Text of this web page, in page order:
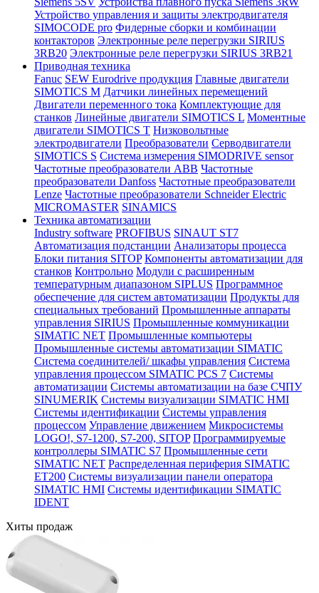
Устройство управления и защиты электродвигателя
SIMOCODE pro Фидерные сборки и комбинации
контакторов Электронные реле перегрузки SIRIUS
3RB20 Электронные реле перегрузки SIRIUS 3RB21
Приводная техника
Fanuc SEW Eurodrive продукция Главные двигатели
SIMOTICS M Датчики линейных перемещений
Двигатели переменного тока Комплектующие для
станков Линейные двигатели SIMOTICS L Моментные
двигатели SIMOTICS T Низковольтные
электродвигатели Преобразователи Серводвигатели
SIMOTICS S Система измерения SIMODRIVE sensor
Частотные преобразователи ABB Частотные
преобразователи Danfoss Частотные преобразователи
Lenze Частотные преобразователи Schneider Electric
MICROMASTER SINAMICS
Техника автоматизации
Industry software PROFIBUS SINAUT ST7
Автоматизация подстанции Анализаторы процесса
Блоки питания SITOP Компоненты автоматизации для
станков Контрольно Модули с расширенным
температурным диапазоном SIPLUS Программное
обеспечение для систем автоматизации Продукты для
специальных требований Промышленные аппараты
управления SIRIUS Промышленные коммуникации
SIMATIC NET Промышленные компьютеры
Промышленные системы автоматизации SIMATIC
Система соединителей/ шкафы управления Система
управления процессом SIMATIC PCS 7 Системы
автоматизации Системы автоматизации на базе СЧПУ
SINUMERIK Системы визуализации SIMATIC HMI
Системы идентификации Системы управления
процессом Управление движением Микросистемы
LOGO!, S7-1200, S7-200, SITOP Программируемые
контроллеры SIMATIC S7 Промышленные сети
SIMATIC NET Распределенная периферия SIMATIC
ET200 Системы визуализации панели оператора
SIMATIC HMI Системы идентификации SIMATIC
IDENT
Хиты продаж